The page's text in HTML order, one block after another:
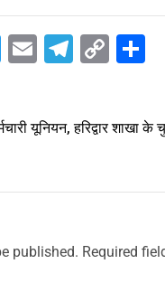
Twitter
EmailCopy
यूनियन, हरिद्वार शाखा के
published. Required